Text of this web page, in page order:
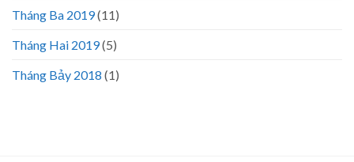
Tháng Ba 2019(11)
Tháng Hai 2019(5)
Tháng Bảy 2018 (1)